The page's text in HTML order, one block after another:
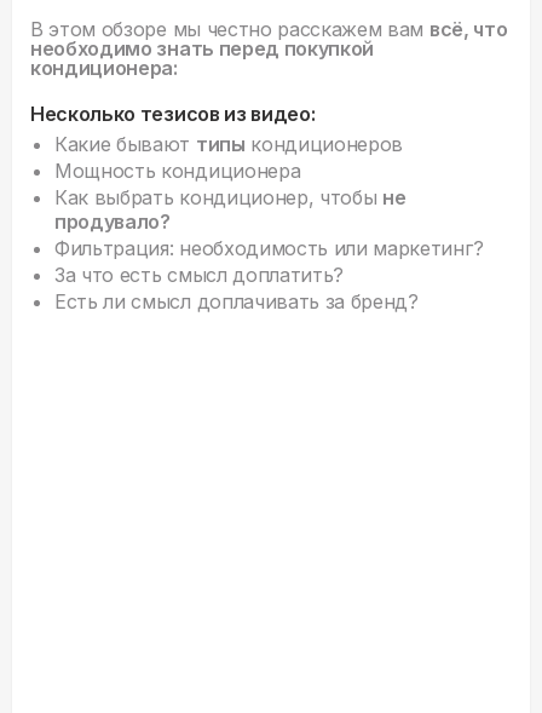
В этом обзоре мы честно расскажем вам всё, что
необходимо знать перед покупкой
кондиционера:
Несколько тезисов из видео:
Какие бывают типы кондиционеров
Мощность кондиционера
Как выбрать кондиционер, чтобы не
продувало?
Фильтрация: необходимость или маркетинг?
За что есть смысл доплатить?
Есть ли смысл доплачивать за бренд?